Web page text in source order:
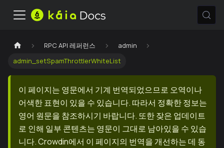
RPC API 레퍼런스
admin
admin_setSpamThrottlerWhiteList
이 페이지는 영문에서 기계 번역되었으므로 오역이나
어색한 표현이 있을 수 있습니다. 따라서 정확한 정보는
영어 원문을 참조하시기 바랍니다. 또한 잦은 업데이트
로 인해 일부 콘텐츠는 영문이 그대로 남아있을 수 있습
니다. Crowdin에서 이 페이지의 번역을 개선하는 데 동